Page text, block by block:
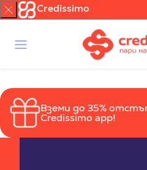
Credissimo
Вземи до 35%
Credissimo app!